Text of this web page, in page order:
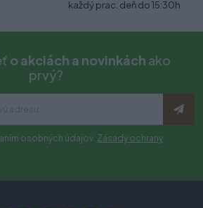
každý prac. deň do 15:30h
o akciách a novinkách ako
prvý?
osobných údajov. Zásady ochrany